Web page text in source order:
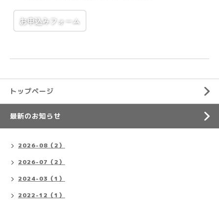
トップページ
最新のお知らせ
2026-08（2）
2026-07（2）
2024-03（1）
2022-12（1）